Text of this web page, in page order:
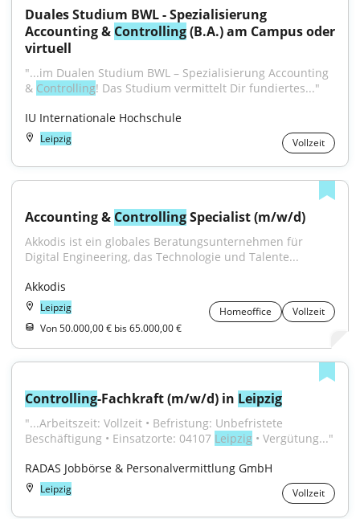
Duales Studium BWL - Spezialisierung
Accounting & Controlling (B.A.) am Campus oder
virtuell
"...im Dualen Studium BWL – Spezialisierung Accounting
& Controlling! Das Studium vermittelt Dir fundiertes..."
IU Internationale Hochschule
Leipzig Vollzeit
Accounting & Controlling Specialist (m/w/d)
Akkodis ist ein globales Beratungsunternehmen für
Digital Engineering, das Technologie und Talente...
Akkodis
Leipzig Homeoffice
Vollzeit
Von 50.000,00 € bis 65.000,00 €
Controlling-Fachkraft (m/w/d) in Leipzig
"...Arbeitszeit: Vollzeit • Befristung: Unbefristete
Beschäftigung • Einsatzorte: 04107 Leipzig • Vergütung..."
RADAS Jobbörse & Personalvermittlung GmbH
Leipzig Vollzeit